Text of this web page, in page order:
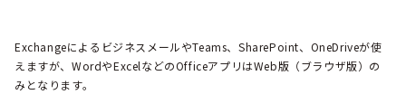
ExchangeによるビジネスメールやTeams、SharePoint、OneDriveが使
えますが、WordやExcelなどのOfficeアプリはWeb版（ブラウザ版）の
みとなります。